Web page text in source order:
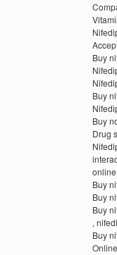
Buy
Buy
Buy
Drug
Buy
Buy
Buy
,
Buy